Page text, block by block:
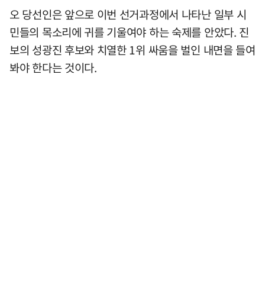
오 당선인은 앞으로 이번 선거과정에서 나타난 일부 시
민들의 목소리에 귀를 기울여야 하는 숙제를 안았다. 진
보의 성광진 후보와 치열한 1위 싸움을 벌인 내면을 들여
봐야 한다는 것이다.